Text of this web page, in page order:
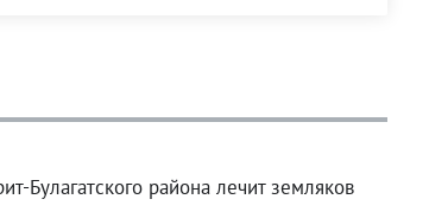
Булагатского района лечит земляков